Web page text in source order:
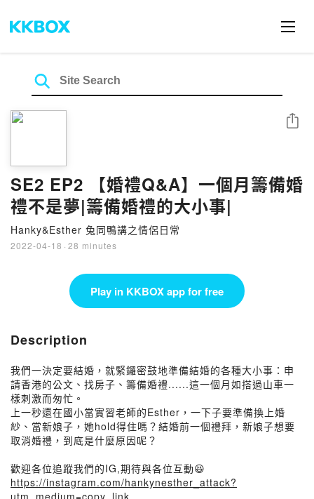
SE2 EP2 【婚禮Q&A】一個月籌備婚
禮不是夢|籌備婚禮的大小事|
Hanky&Esther 兔同鴨講之情侶日常
2022-04-18 · 28 minutes
Share
Play in KKBOX app for free
Description
我們一決定要結婚，就緊鑼密鼓地準備結婚的各種大小事：申
請香港的公文、找房子、籌備婚禮......這一個月如搭過山車一
樣刺激而匆忙。
上一秒還在國小當實習老師的Esther，一下子要準備換上婚
紗、當新娘子，她hold得住嗎？結婚前一個禮拜，新娘子想要
取消婚禮，到底是什麼原因呢？
歡迎各位追蹤我們的IG,期待與各位互動😆
https://instagram.com/hankynesther_attack?
utm_medium=copy_link